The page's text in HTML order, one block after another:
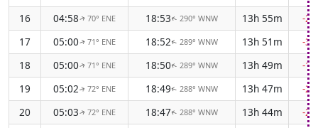
16
04:58↑70° ENE 18:53↑ 290° WNW 13h 55m
-
17
05:00↑71° ENE 18:52↑ 289° WNW 13h 51m
-
18
05:00↑71° ENE 18:50↑ 289° WNW 13h 49m
-
19
05:02↑72° ENE 18:49↑ 288° WNW 13h 47m
-
20
05:03↑72° ENE 18:47↑ 288° WNW 13h 44m
-